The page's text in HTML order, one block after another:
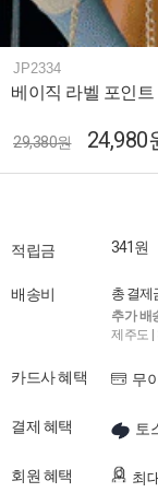
JP2334
베이직 라벨 포인트
29,380원 24,980
적립금 341원
배송비 총 결제
추가 배
제주도 |
카드사 혜택 무
결제 혜택 토
회원 혜택 최